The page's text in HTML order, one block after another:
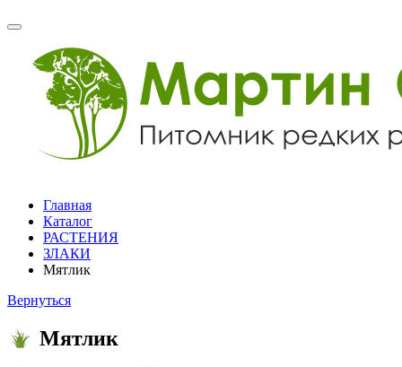
Главная
Каталог
РАСТЕНИЯ
ЗЛАКИ
Мятлик
Вернуться
Мятлик